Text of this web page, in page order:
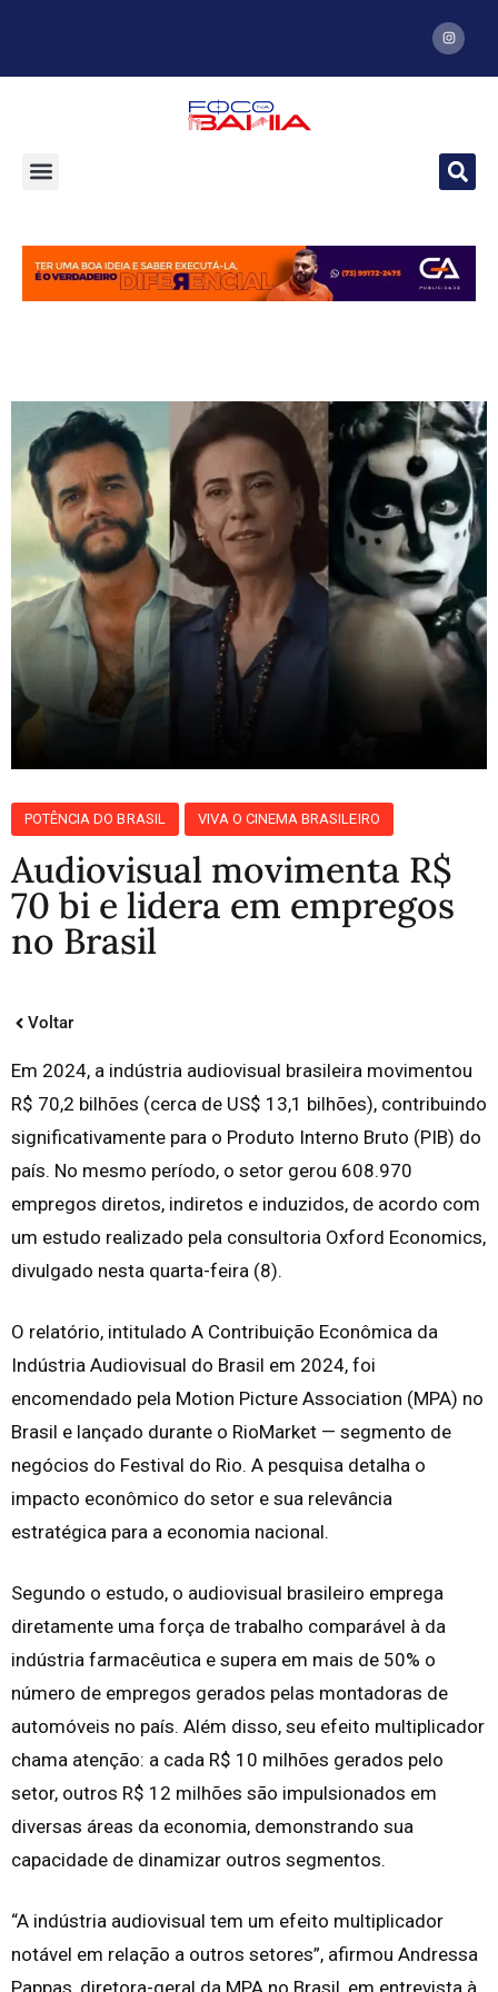
POTÊNCIA DO BRASIL VIVA O CINEMA BRASILEIRO
Audiovisual movimenta R$
70 bi e lidera em empregos
no Brasil
Voltar
Em 2024, a indústria audiovisual brasileira movimentou
R$ 70,2 bilhões (cerca de US$ 13,1 bilhões), contribuindo
significativamente para o Produto Interno Bruto (PIB) do
país. No mesmo período, o setor gerou 608.970
empregos diretos, indiretos e induzidos, de acordo com
um estudo realizado pela consultoria Oxford Economics,
divulgado nesta quarta-feira (8).
O relatório, intitulado A Contribuição Econômica da
Indústria Audiovisual do Brasil em 2024, foi
encomendado pela Motion Picture Association (MPA) no
Brasil e lançado durante o RioMarket — segmento de
negócios do Festival do Rio. A pesquisa detalha o
impacto econômico do setor e sua relevância
estratégica para a economia nacional.
Segundo o estudo, o audiovisual brasileiro emprega
diretamente uma força de trabalho comparável à da
indústria farmacêutica e supera em mais de 50% o
número de empregos gerados pelas montadoras de
automóveis no país. Além disso, seu efeito multiplicador
chama atenção: a cada R$ 10 milhões gerados pelo
setor, outros R$ 12 milhões são impulsionados em
diversas áreas da economia, demonstrando sua
capacidade de dinamizar outros segmentos.
“A indústria audiovisual tem um efeito multiplicador
notável em relação a outros setores”, afirmou Andressa